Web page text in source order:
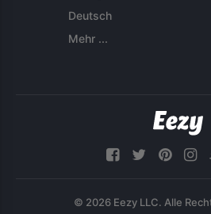
Deutsch
Mehr ...
© 2026 Eezy LLC. Alle